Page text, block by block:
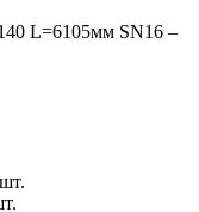
L=6105мм SN16 –